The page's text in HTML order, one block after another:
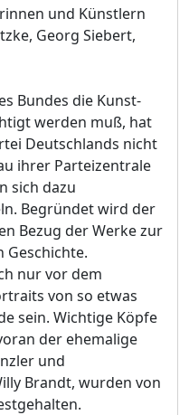
und Künstlern
Georg Siebert,
Bundes die Kunst-
werden muß, hat
Deutschlands nicht
ihrer Parteizentrale
sich dazu
Begründet wird der
Bezug der Werke zur
Geschichte.
nur vor dem
von so etwas
sein. Wichtige Köpfe
der ehemalige
und
Brandt, wurden von